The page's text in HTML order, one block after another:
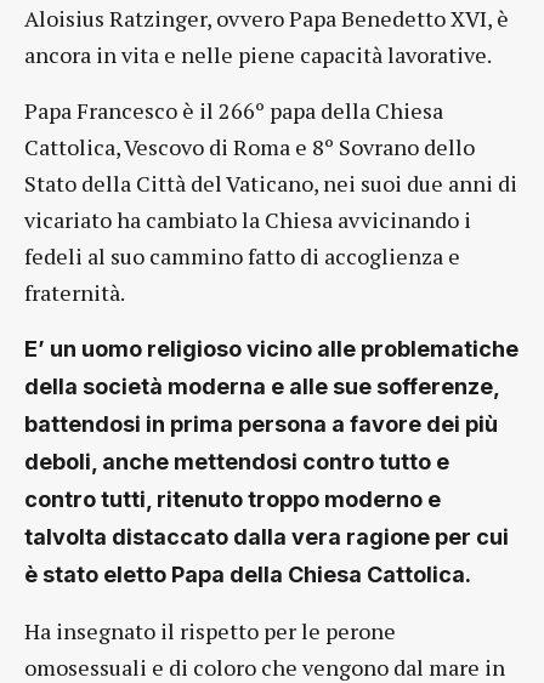
Aloisius Ratzinger, ovvero Papa Benedetto XVI, è
ancora in vita e nelle piene capacità lavorative.
Papa Francesco è il 266º papa della Chiesa
Cattolica, Vescovo di Roma e 8º Sovrano dello
Stato della Città del Vaticano, nei suoi due anni di
vicariato ha cambiato la Chiesa avvicinando i
fedeli al suo cammino fatto di accoglienza e
fraternità.
E’ un uomo religioso vicino alle problematiche
della società moderna e alle sue sofferenze,
battendosi in prima persona a favore dei più
deboli, anche mettendosi contro tutto e
contro tutti, ritenuto troppo moderno e
talvolta distaccato dalla vera ragione per cui
è stato eletto Papa della Chiesa Cattolica.
Ha insegnato il rispetto per le perone
omosessuali e di coloro che vengono dal mare in